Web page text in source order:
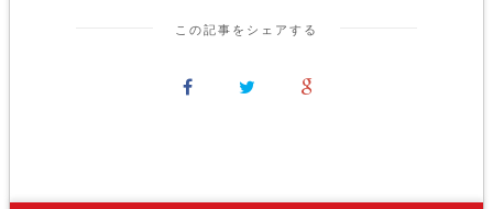
この記事をシェアする